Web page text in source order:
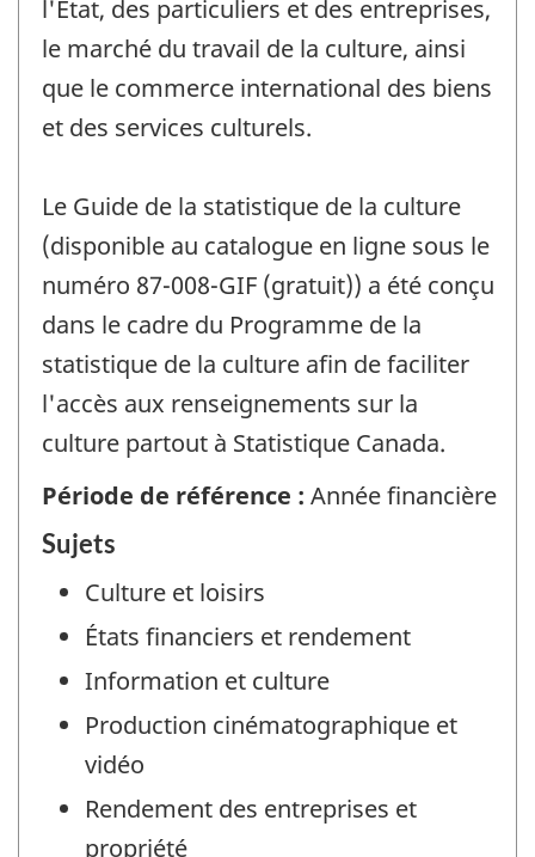
l'État, des particuliers et des entreprises,
le marché du travail de la culture, ainsi
que le commerce international des biens
et des services culturels.
Le Guide de la statistique de la culture
(disponible au catalogue en ligne sous le
numéro 87-008-GIF (gratuit)) a été conçu
dans le cadre du Programme de la
statistique de la culture afin de faciliter
l'accès aux renseignements sur la
culture partout à Statistique Canada.
Période de référence : Année financière
Sujets
Culture et loisirs
États financiers et rendement
Information et culture
Production cinématographique et
vidéo
Rendement des entreprises et
propriété